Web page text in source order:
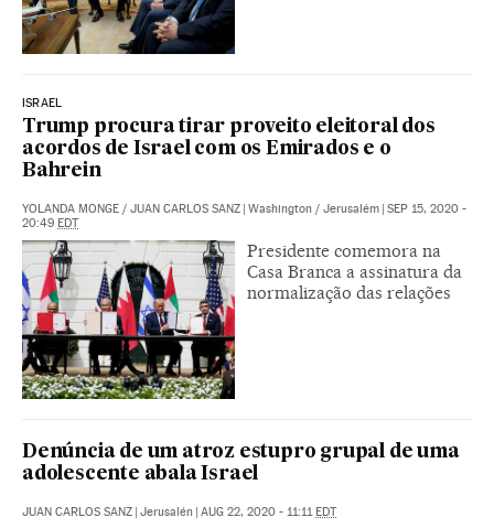
ISRAEL
Trump procura tirar proveito eleitoral dos
acordos de Israel com os Emirados e o
Bahrein
YOLANDA MONGE / JUAN CARLOS SANZ | Washington / Jerusalém | SEP 15, 2020 -
20:49 EDT
Presidente comemora na
Casa Branca a assinatura da
normalização das relações
Denúncia de um atroz estupro grupal de uma
adolescente abala Israel
JUAN CARLOS SANZ Jerusalén AUG 22, 2020 - 11:11 EDT